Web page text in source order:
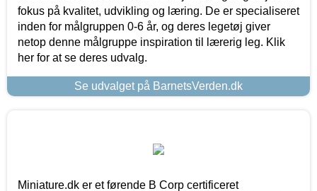
fokus på kvalitet, udvikling og læring. De er specialiseret
inden for målgruppen 0-6 år, og deres legetøj giver
netop denne målgruppe inspiration til lærerig leg. Klik
her for at se deres udvalg.
Se udvalget på BarnetsVerden.dk
Miniature.dk er et førende B Corp certificeret